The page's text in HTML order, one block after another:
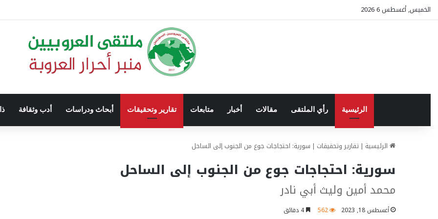
الخميس, أغسطس 6 2026
الرئيسية رأي الملتقى مقالات أخبار متابعات تقارير وتحقيقات أبحاث ودراسات أدب وثقافة
الرئيسية | تقارير وتحقيقات | سورية: احتجاجات جوع من الجنوب إلى الساحل
سورية: احتجاجات جوع من الجنوب إلى الساحل
محمد أمين وليث أبي نادر
أغسطس 18, 2023 562